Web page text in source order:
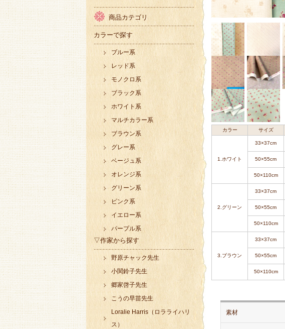
カラー サイズ
1.ホワイト
33×37cm
50×55cm
50×110cm
2.グリーン
33×37cm
50×55cm
50×110cm
3.ブラウン
33×37cm
50×55cm
50×110cm
素材
商品カテゴリ
カラーで探す
ブルー系
レッド系
モノクロ系
ブラック系
ホワイト系
マルチカラー系
ブラウン系
グレー系
ベージュ系
オレンジ系
グリーン系
ピンク系
イエロー系
パープル系
▽作家から探す
野原チャック先生
小関鈴子先生
郷家啓子先生
こうの早苗先生
Loralie Harris（ロラライハリ
ス）